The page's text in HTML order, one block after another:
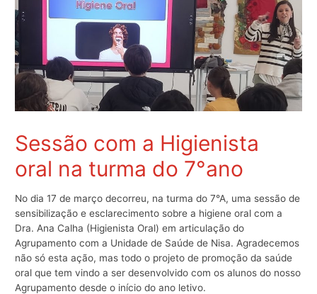
Sessão com a Higienista
oral na turma do 7°ano
No dia 17 de março decorreu, na turma do 7°A, uma sessão de
sensibilização e esclarecimento sobre a higiene oral com a
Dra. Ana Calha (Higienista Oral) em articulação do
Agrupamento com a Unidade de Saúde de Nisa. Agradecemos
não só esta ação, mas todo o projeto de promoção da saúde
oral que tem vindo a ser desenvolvido com os alunos do nosso
Agrupamento desde o início do ano letivo.